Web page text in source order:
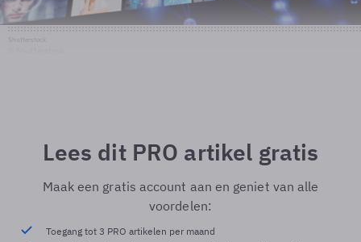
Lees dit PRO artikel gratis
Maak een gratis account aan en geniet van alle
voordelen:
Toegang tot 3 PRO artikelen per maand